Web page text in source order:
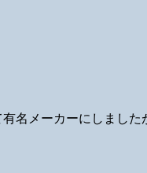
名メーカーにしました